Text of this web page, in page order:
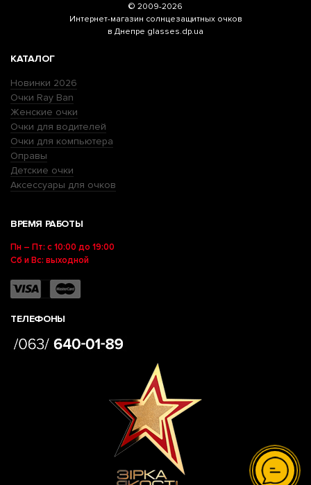
© 2009-2026
Интернет-магазин солнцезащитных очков
в Днепре glasses.dp.ua
КАТАЛОГ
Новинки 2026
Очки Ray Ban
Женские очки
Очки для водителей
Очки для компьютера
Оправы
Детские очки
Аксессуары для очков
ВРЕМЯ РАБОТЫ
Пн – Пт: с 10:00 до 19:00
Сб и Вс: выходной
ТЕЛЕФОНЫ